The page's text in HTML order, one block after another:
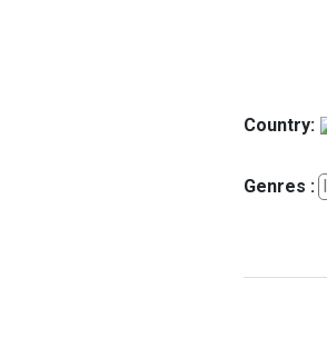
Country:
Genres :